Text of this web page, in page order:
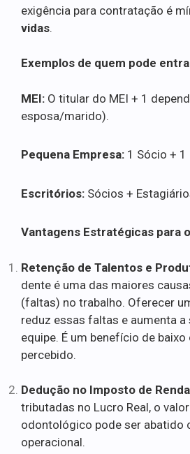
exigência para contratação é
vidas.
Exemplos de quem pode
MEI: O titular do MEI + 1
esposa/marido).
Pequena Empresa: 1 Sócio + 1
Escritórios: Sócios +
Vantagens Estratégicas para
Retenção de Talentos e
dente é uma das maiores
(faltas) no trabalho. Oferecer
reduz essas faltas e aumenta
equipe. É um benefício de
percebido.
Dedução no Imposto de
tributadas no Lucro Real, o
odontológico pode ser abatido
operacional.